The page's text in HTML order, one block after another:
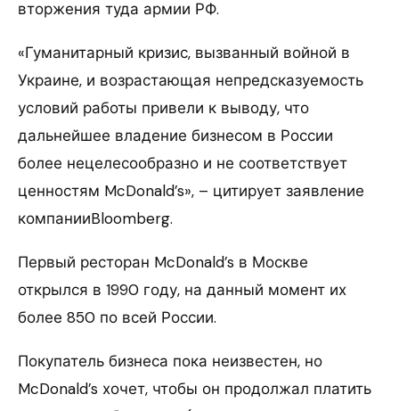
вторжения туда армии РФ.
«Гуманитарный кризис, вызванный войной в
Украине, и возрастающая непредсказуемость
условий работы привели к выводу, что
дальнейшее владение бизнесом в России
более нецелесообразно и не соответствует
ценностям McDonald’s», – цитирует заявление
компанииBloomberg.
Первый ресторан McDonald’s в Москве
открылся в 1990 году, на данный момент их
более 850 по всей России.
Покупатель бизнеса пока неизвестен, но
McDonald’s хочет, чтобы он продолжал платить